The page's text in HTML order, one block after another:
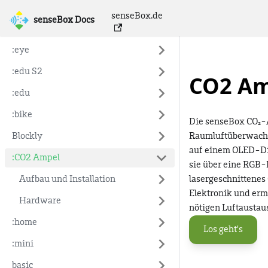
senseBox Docs senseBox.de
senseBox Docs
:eye
:edu S2
:edu
:bike
Blockly
:CO2 Ampel
Aufbau und Installation
Hardware
:home
:mini
basic
CO2
Die senseBox
auf einem OLED-
sie über eine RGB-
lasergeschnittenes
Elektronik und
nötigen
Los geht's